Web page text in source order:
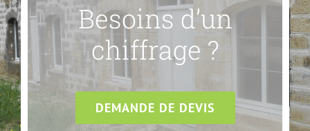
Besoins d’un
chiffrage ?
DEMANDE DE DEVIS